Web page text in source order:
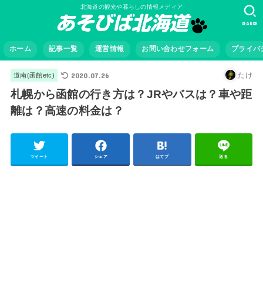
北海道の観光や暮らしの情報メディア
ホーム 記事一覧 運営情報 お問い合わせフォーム プライバ
SEARCH
道南(函館etc) 2020.07.26 たけ
札幌から函館の行き方は？JRやバスは？車や距
離は？高速の料金は？
ツイート シェア はてブ 送る